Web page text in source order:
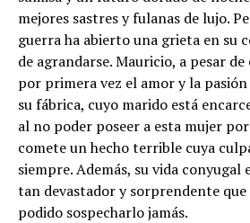
mejores sastres y fulanas de lujo.
guerra ha abierto una grieta en su
de agrandarse. Mauricio, a pesar
por primera vez el amor y la
su fábrica, cuyo marido está
al no poder poseer a esta mujer
comete un hecho terrible cuya
siempre. Además, su vida conyugal
tan devastador y sorprendente
podido sospecharlo jamás.